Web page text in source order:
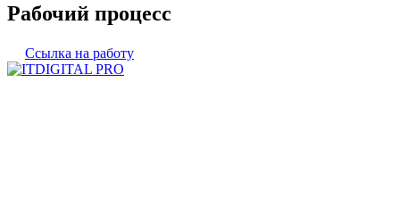
Рабочий процесс
Ссылка на работу